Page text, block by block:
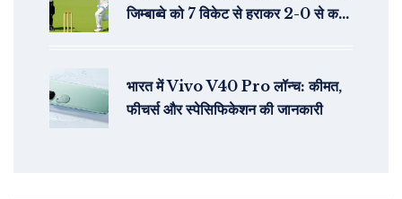
जिम्बाब्वे को 7 विकेट से हराकर 2-0 से कर
भारत में Vivo V40 Pro लॉन्च: कीमत,
फीचर्स और स्पेसिफिकेशन की जानकारी